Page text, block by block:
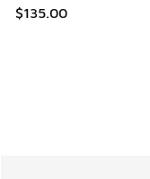
$135.00